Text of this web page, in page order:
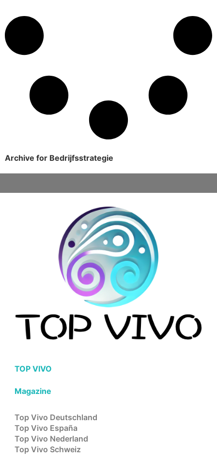
Archive for Bedrijfsstrategie
TOP VIVO
Magazine
Top Vivo Deutschland
Top Vivo España
Top Vivo Nederland
Top Vivo Schweiz